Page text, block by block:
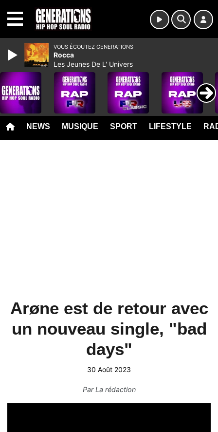
NEWS MUSIQUE SPORT LIFESTYLE
Arøne est de retour avec
un nouveau single, "bad
days"
30 Août 2023
ParLa rédaction
VOUS ÉCOUTEZ GENERATIONS
Rocca
Les Jeunes De L' Univers